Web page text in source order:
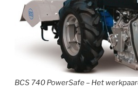
BCS 740 PowerSafe – Het